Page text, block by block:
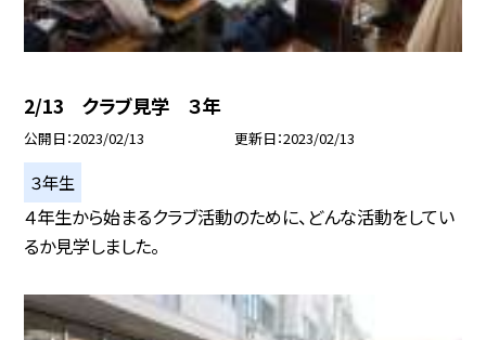
2/13 クラブ見学 ３年
公開日 2023/02/13 更新日 2023/02/13
３年生
４年生から始まるクラブ活動のために、どんな活動をしてい
るか見学しました。